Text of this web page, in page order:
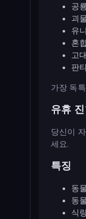
공
괴
유
혼
고
판
가장 독
유휴
당신이
세요.
특징
동
동
식